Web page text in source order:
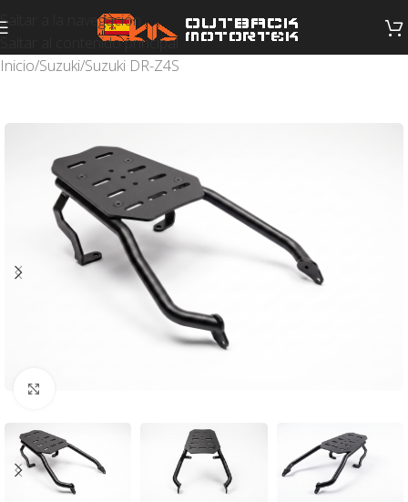
Saltar a la navegación
Saltar al contenido principal
Inicio/Suzuki/Suzuki DR-Z4S